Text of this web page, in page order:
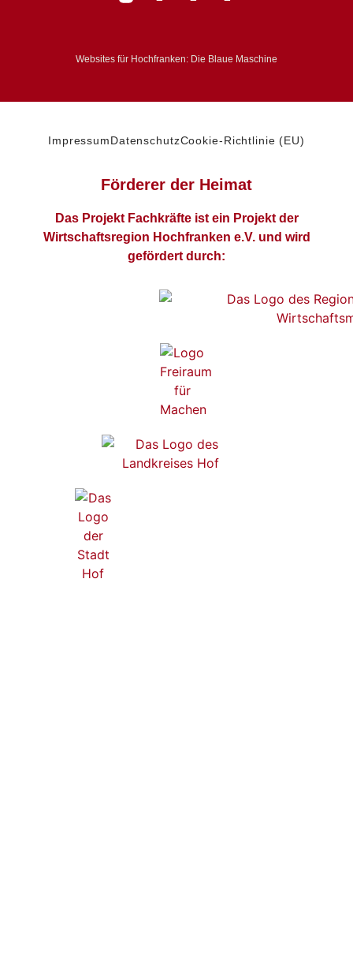
Websites für Hochfranken: Die Blaue Maschine
ImpressumDatenschutzCookie-Richtlinie (EU)
Förderer der Heimat
Das Projekt Fachkräfte ist ein Projekt der
Wirtschaftsregion Hochfranken e.V. und wird
gefördert durch: